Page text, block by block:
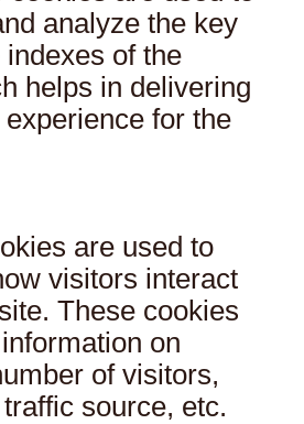
analyze the key
of the
helps in delivering
for the
are used to
visitors interact
These cookies
on
of visitors,
source, etc.